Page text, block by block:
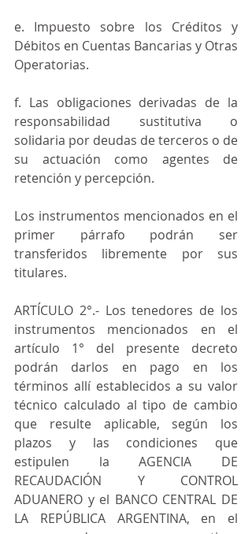
e. Impuesto sobre los Créditos y
Débitos en Cuentas Bancarias y Otras
Operatorias.
f. Las obligaciones derivadas de la
responsabilidad sustitutiva o
solidaria por deudas de terceros o de
su actuación como agentes de
retención y percepción.
Los instrumentos mencionados en el
primer párrafo podrán ser
transferidos libremente por sus
titulares.
ARTÍCULO 2°.- Los tenedores de los
instrumentos mencionados en el
artículo 1° del presente decreto
podrán darlos en pago en los
términos allí establecidos a su valor
técnico calculado al tipo de cambio
que resulte aplicable, según los
plazos y las condiciones que
estipulen la AGENCIA DE
RECAUDACIÓN Y CONTROL
ADUANERO y el BANCO CENTRAL DE
LA REPÚBLICA ARGENTINA, en el